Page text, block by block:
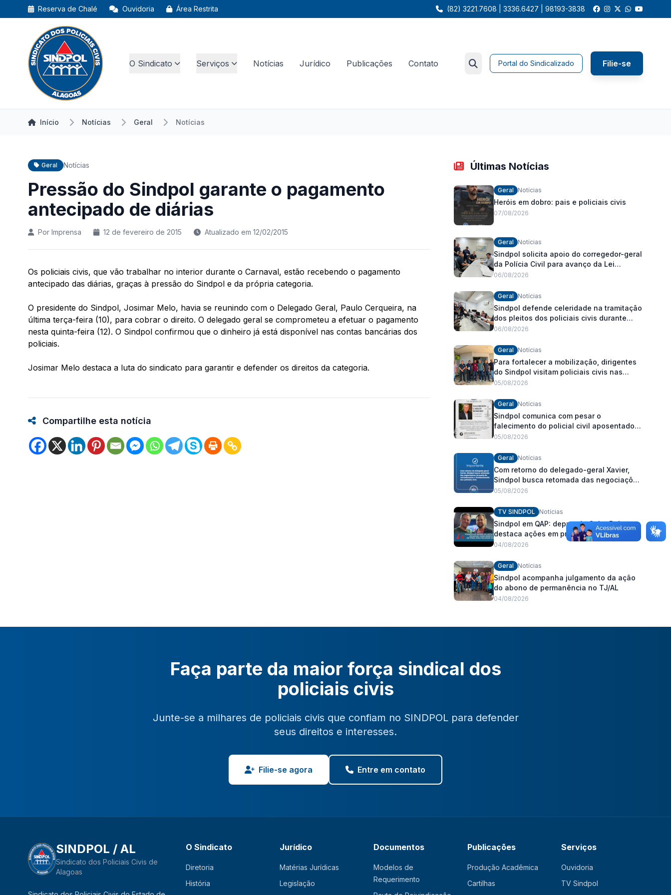
Reserva de Chalé Ouvidoria Área Restrita (82) 3221.7608 | 3336.6427 | 98193-3838
O Sindicato Serviços Notícias Jurídico Publicações Contato Portal do Sindicalizado Filie-se
Início Notícias Geral Notícias
Geral Notícias
Pressão do Sindpol garante o pagamento
antecipado de diárias
Por Imprensa 12 de fevereiro de 2015 Atualizado em 12/02/2015
Os policiais civis, que vão trabalhar no interior durante o Carnaval, estão recebendo o pagamento
antecipado das diárias, graças à pressão do Sindpol e da própria categoria.
O presidente do Sindpol, Josimar Melo, havia se reunindo com o Delegado Geral, Paulo Cerqueira, na
última terça-feira (10), para cobrar o direito. O delegado geral se comprometeu a efetuar o pagamento
nesta quinta-feira (12). O Sindpol confirmou que o dinheiro já está disponível nas contas bancárias dos
policiais.
Josimar Melo destaca a luta do sindicato para garantir e defender os direitos da categoria.
Compartilhe esta notícia
Últimas Notícias
Geral Notícias
Heróis em dobro: pais e policiais civis
07/08/2026
Geral Notícias
Sindpol solicita apoio do corregedor-geral
da Polícia Civil para avanço da Lei
Orgânica Estadual
06/08/2026
Geral Notícias
Sindpol defende celeridade na tramitação
dos pleitos dos policiais civis durante
visita às delegacias
06/08/2026
Geral Notícias
Para fortalecer a mobilização, dirigentes
do Sindpol visitam policiais civis nas
delegacias
05/08/2026
Geral Notícias
Sindpol comunica com pesar o
falecimento do policial civil aposentado
Dagoberto Carlos Romeiro
05/08/2026
Geral Notícias
Com retorno do delegado-geral Xavier,
Sindpol busca retomada das negociações
da pauta de reivindicações e
05/08/2026
TV SINDPOL Notícias
Sindpol em QAP: deputado Cabo Bebeto
destaca ações em prol dos policiais civis
04/08/2026
Geral Notícias
Sindpol acompanha julgamento da ação
do abono de permanência no TJ/AL
04/08/2026
Faça parte da maior força sindical dos
policiais civis
Junte-se a milhares de policiais civis que confiam no SINDPOL para defender
seus direitos e interesses.
Filie-se agora Entre em contato
SINDPOL / AL
Sindicato dos Policiais Civis de
Alagoas
O Sindicato
Diretoria
História
Jurídico
Matérias Jurídicas
Legislação
Documentos
Modelos de
Requerimento
Publicações
Produção Acadêmica
Cartilhas
Serviços
Ouvidoria
TV Sindpol